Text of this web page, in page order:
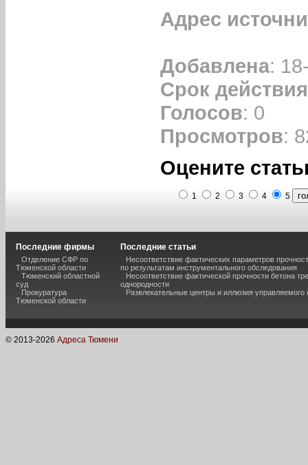
Адрес
Добавлена:
Срок действия
Голосов: 0
Просмотров:
Оцените
1 2 3 4 5
Последние фирмы
Отделение СФР по
Тюменской области
Тюменский областной
суд
Прокуратура
Тюменской области
Последние статьи
Несоответствие фактических параметров
по результатам инструментального обследования
Несоответствие фактической прочности бетона
однородности
Развлекательные центры и иллюзия управляемого
© 2013-2026 Адреса Тюмени